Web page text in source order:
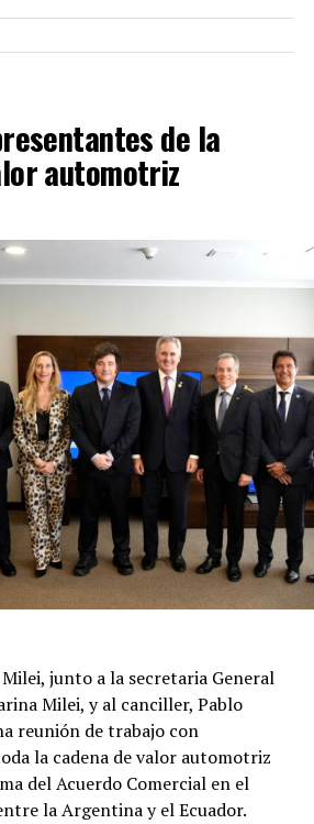
de la
automotriz
junto a la secretaria General
Milei, y al canciller, Pablo
reunión de trabajo con
la cadena de valor automotriz
del Acuerdo Comercial en el
la Argentina y el Ecuador.